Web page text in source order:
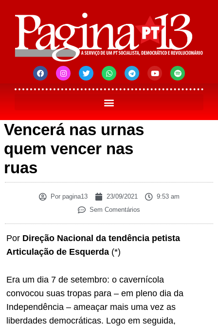
Vencerá nas urnas
quem vencer nas
ruas
Porpagina13 23/09/2021
9:53 am
Sem Comentários
Por Direção Nacional da tendência petista
Articulação de Esquerda (*)
Era um dia 7 de setembro: o cavernícola
convocou suas tropas para – em pleno dia da
Independência – ameaçar mais uma vez as
liberdades democráticas. Logo em seguida,